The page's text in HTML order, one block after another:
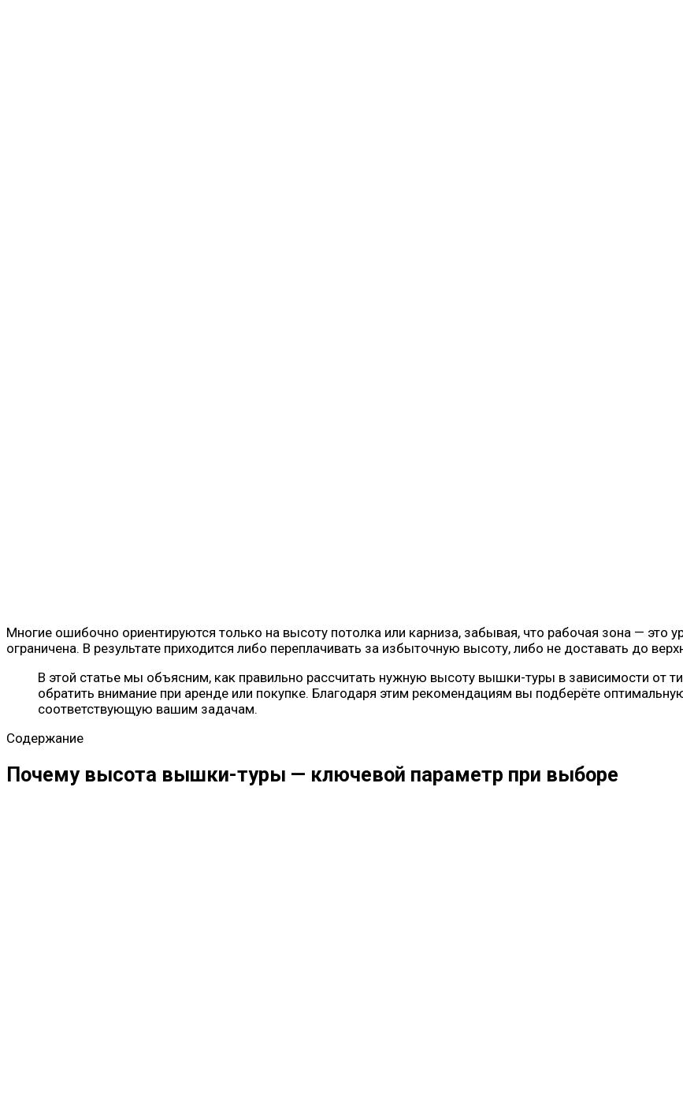
Многие ошибочно ориентируются только на высоту потолка или карниза, забывая, что рабочая зона — это
ограничена. В результате приходится либо переплачивать за избыточную высоту, либо не доставать до
В этой статье мы объясним, как правильно рассчитать нужную высоту вышки-туры в зависимости от
обратить внимание при аренде или покупке. Благодаря этим рекомендациям вы подберёте
соответствующую вашим задачам.
Содержание
Почему высота вышки-туры — ключевой параметр при выборе